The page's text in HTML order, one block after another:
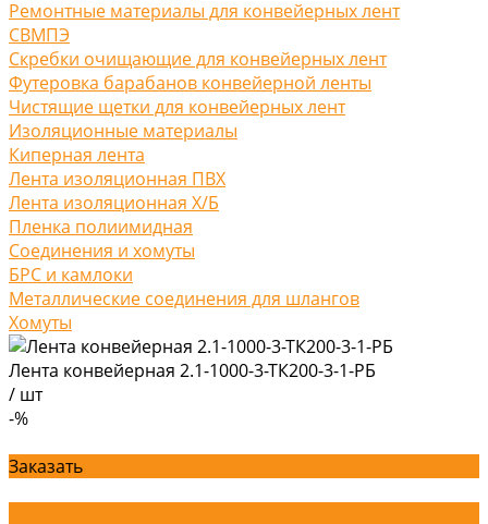
Ремонтные материалы для конвейерных лент
СВМПЭ
Скребки очищающие для конвейерных лент
Футеровка барабанов конвейерной ленты
Чистящие щетки для конвейерных лент
Изоляционные материалы
Киперная лента
Лента изоляционная ПВХ
Лента изоляционная Х/Б
Пленка полиимидная
Соединения и хомуты
БРС и камлоки
Металлические соединения для шлангов
Хомуты
Лента конвейерная 2.1-1000-3-ТК200-3-1-РБ
/ шт
-%
Заказать